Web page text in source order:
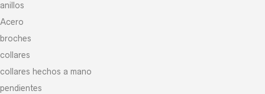
anillos
Acero
broches
collares
collares hechos a mano
pendientes